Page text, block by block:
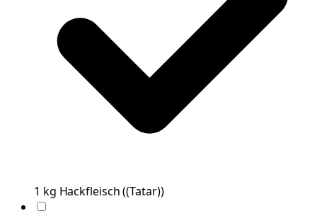
1 kg Hackfleisch((Tatar))